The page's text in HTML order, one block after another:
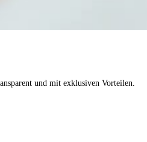
und mit exklusiven Vorteilen.